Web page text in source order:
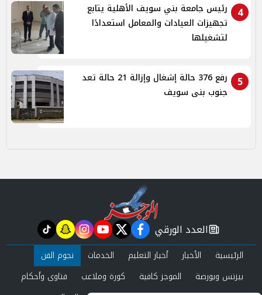
4
رئيس جامعة بني سويف الأهلية يتابع
تجهيزات العيادات والمعامل استعدادًا
لتشغيلها
5
رفع 376 حالة إشغال وإزالة 21 حالة تعد
جنوب بنى سويف
newspaper
العدد الورقي facebook
twitter
youtube
instagram
snapchat
tiktok
الرئيسية الأخبار أخبار التعليم الخدمات
نجوم الفن
بيزنس وبورصة
الموجز كافية كورة وملاعب
فتاوى وأحكام